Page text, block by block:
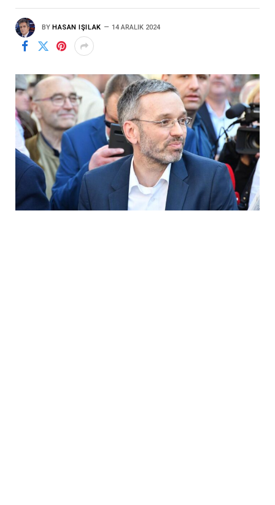
BY HASAN IŞILAK 14 ARALIK 2024